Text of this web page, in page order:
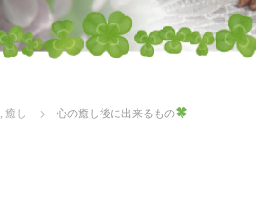
, 癒し 心の癒し後に出来るもの